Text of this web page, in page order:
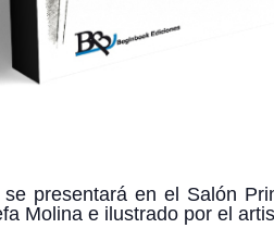
presentará en el Salón
Molina e ilustrado por el